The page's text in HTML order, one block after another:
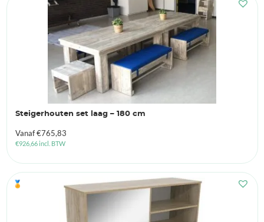
Steigerhouten set laag – 180 cm
Vanaf€765,83
€926,66incl. BTW
🏅